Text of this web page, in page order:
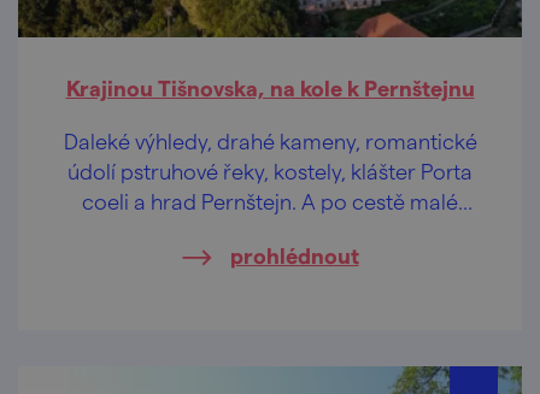
Krajinou Tišnovska, na kole k Pernštejnu
Daleké výhledy, drahé kameny, romantické
údolí pstruhové řeky, kostely, klášter Porta
coeli a hrad Pernštejn. A po cestě malé
prohlédnout